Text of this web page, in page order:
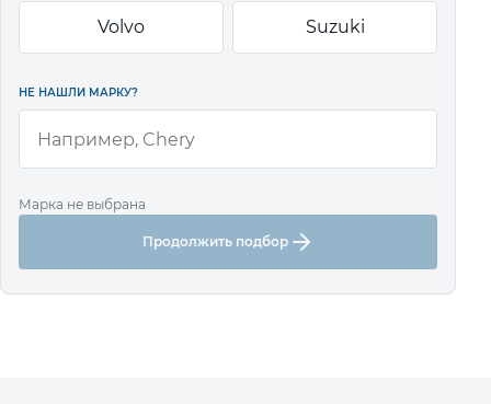
Volvo Suzuki
НЕ НАШЛИ МАРКУ?
Марка не выбрана
Продолжить подбор